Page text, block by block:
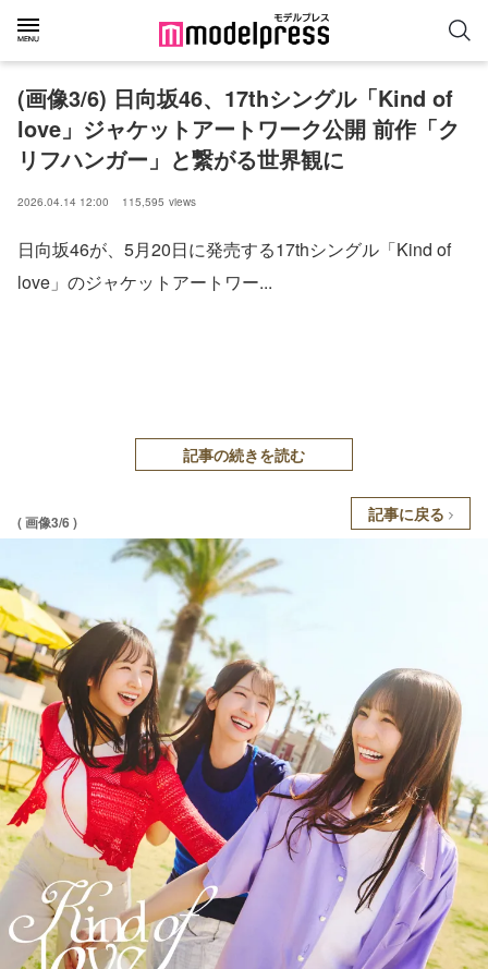
(画像3/6) 日向坂46、17thシングル「Kind of
love」ジャケットアートワーク公開 前作「ク
リフハンガー」と繋がる世界観に
2026.04.14 12:00 115,595 views
日向坂46が、5月20日に発売する17thシングル「Kind of
love」のジャケットアートワー...
記事の続きを読む
( 画像3/6 ) 記事に戻る